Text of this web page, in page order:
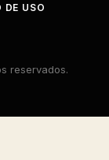
DE USO
reservados.